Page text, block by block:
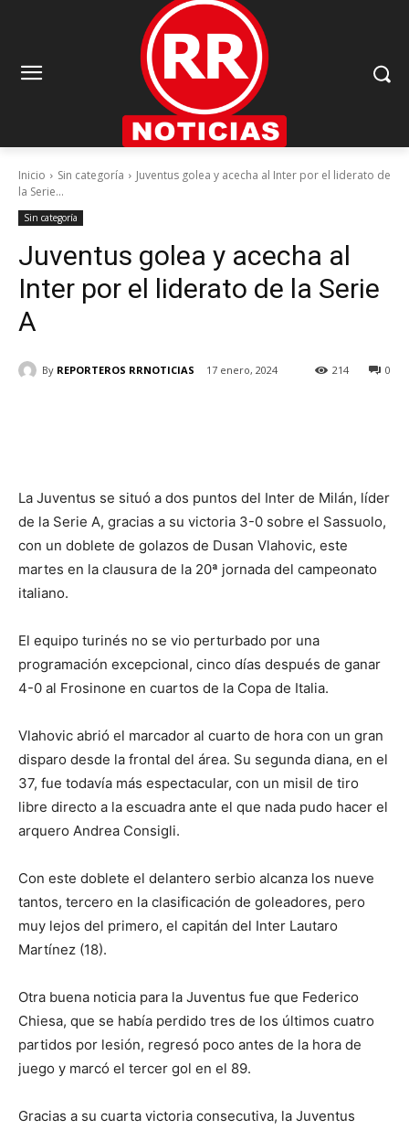
Inicio Sin categoría
Juventus golea y acecha al Inter por el liderato de
la Serie...
Sin categoría
Juventus golea y acecha al
Inter por el liderato de la Serie
A
By REPORTEROS RRNOTICIAS 17 enero, 2024 0
214
La Juventus se situó a dos puntos del Inter de Milán, líder
de la Serie A, gracias a su victoria 3-0 sobre el Sassuolo,
con un doblete de golazos de Dusan Vlahovic, este
martes en la clausura de la 20ª jornada del campeonato
italiano.
El equipo turinés no se vio perturbado por una
programación excepcional, cinco días después de ganar
4-0 al Frosinone en cuartos de la Copa de Italia.
Vlahovic abrió el marcador al cuarto de hora con un gran
disparo desde la frontal del área. Su segunda diana, en el
37, fue todavía más espectacular, con un misil de tiro
libre directo a la escuadra ante el que nada pudo hacer el
arquero Andrea Consigli.
Con este doblete el delantero serbio alcanza los nueve
tantos, tercero en la clasificación de goleadores, pero
muy lejos del primero, el capitán del Inter Lautaro
Martínez (18).
Otra buena noticia para la Juventus fue que Federico
Chiesa, que se había perdido tres de los últimos cuatro
partidos por lesión, regresó poco antes de la hora de
juego y marcó el tercer gol en el 89.
Gracias a su cuarta victoria consecutiva, la Juventus